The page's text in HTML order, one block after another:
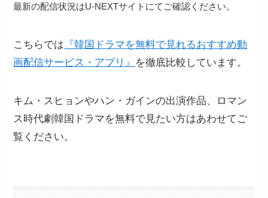
最新の配信状況はU-NEXTサイトにてご確認ください。
こちらでは 『韓国ドラマを無料で見れるおすすめ動
画配信サービス・アプリ』 を徹底比較しています。
キム・スヒョンやハン・ガインの出演作品、ロマン
ス時代劇韓国ドラマを無料で見たい方はあわせてご
覧ください。